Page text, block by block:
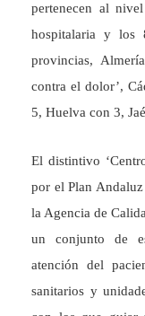
pertenecen al
hospitalaria y los
provincias,
contra el dolor’,
5, Huelva con 3,
El distintivo
por el Plan
la Agencia de
un conjunto de
atención del
sanitarios y